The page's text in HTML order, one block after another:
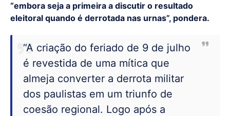
“embora seja a primeira a discutir o resultado
eleitoral quando é derrotada nas urnas”, pondera.
“A criação do feriado de 9 de julho
é revestida de uma mítica que
almeja converter a derrota militar
dos paulistas em um triunfo de
coesão regional. Logo após a